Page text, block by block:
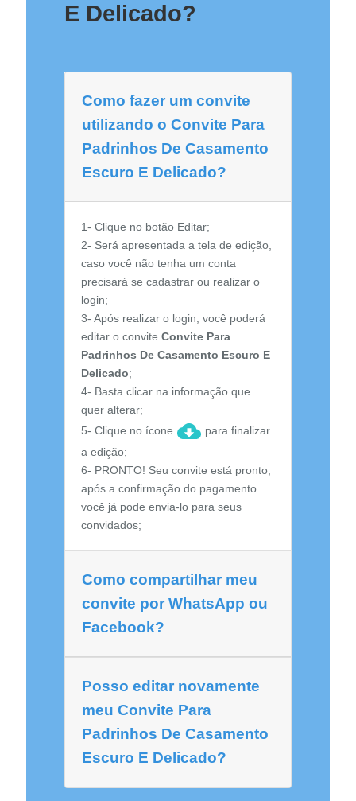
E Delicado?
Como fazer um convite
utilizando o Convite Para
Padrinhos De Casamento
Escuro E Delicado?
1- Clique no botão Editar;
2- Será apresentada a tela de edição,
caso você não tenha um conta
precisará se cadastrar ou realizar o
login;
3- Após realizar o login, você poderá
editar o convite Convite Para
Padrinhos De Casamento Escuro E
Delicado;
4- Basta clicar na informação que
quer alterar;
5- Clique no ícone
para finalizar
a edição;
6- PRONTO! Seu convite está pronto,
após a confirmação do pagamento
você já pode envia-lo para seus
convidados;
Como compartilhar meu
convite por WhatsApp ou
Facebook?
Posso editar novamente
meu Convite Para
Padrinhos De Casamento
Escuro E Delicado?